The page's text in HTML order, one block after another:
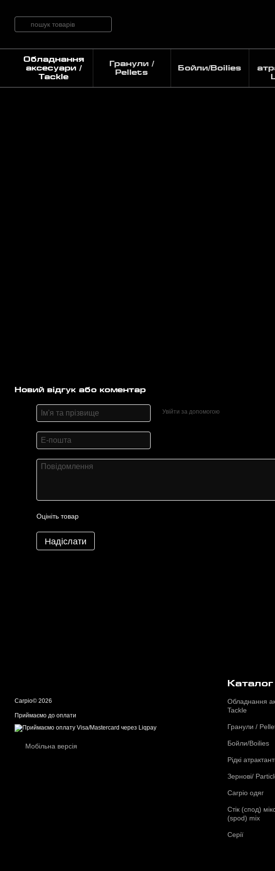
Обладнання
аксесуари /
Tackle
Гранули /
Pellets
Бойли/Boilies
Новий відгук або коментар
Увійти за допомогою
Оцініть товар
Надіслати
Carpio© 2026
Приймаємо до оплати
Мобільна версія
Каталог
Обладнання
Tackle
Гранули /
Бойли/Boilies
Рідкі
Зернові/
Carpio одяг
Стік (спод)
(spod) mix
Серії